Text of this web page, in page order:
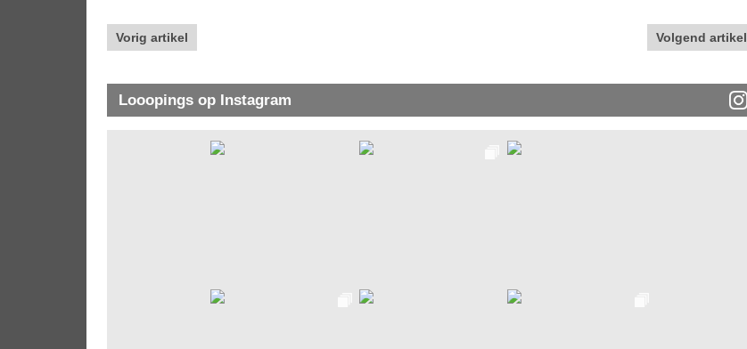
Vorig artikel Volgend artikel
Looopings op Instagram